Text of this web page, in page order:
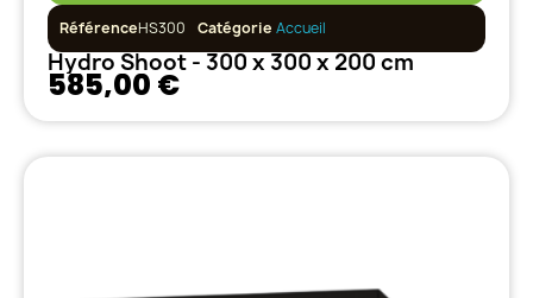
RéférenceHS300 Catégorie Accueil
Hydro Shoot - 300 x 300 x 200 cm
585,00 €